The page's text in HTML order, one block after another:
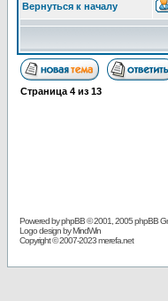
Вернуться к началу
Страница 4 из 13
Powered byphpBB© 2001, 2005 phpBB
Logo design by MindWin
Copyright © 2007-2023 merefa.net